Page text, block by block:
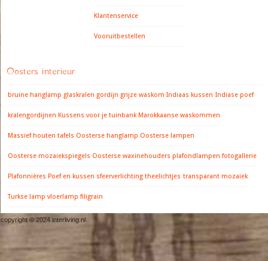
Klantenservice
Vooruitbestellen
Oosters interieur
bruine hanglamp glaskralen gordijn grijze waskom Indiaas kussen Indiase poef
kralengordijnen Kussens voor je tuinbank Marokkaanse waskommen
Massief houten tafels Oosterse hanglamp Oosterse lampen
Oosterse mozaiekspiegels Oosterse waxinehouders plafondlampen fotogallerie
Plafonnières Poef en kussen sfeerverlichting theelichtjes transparant mozaiek
Turkse lamp vloerlamp filigrain
copyright © 2024 interliving.nl